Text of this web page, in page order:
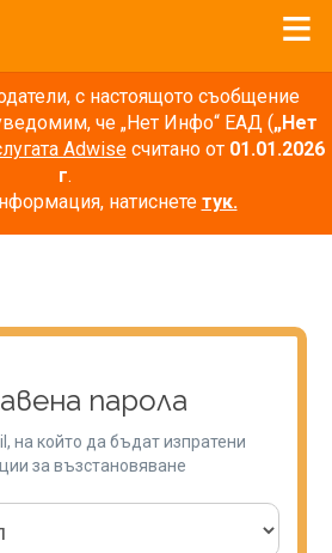
с настоящото съобщение
че „Нет Инфо“ ЕАД („Нет
Adwiseсчитано от 01.01.2026
г.
натиснете тук.
парола
на който да бъдат изпратени
за възстановяване